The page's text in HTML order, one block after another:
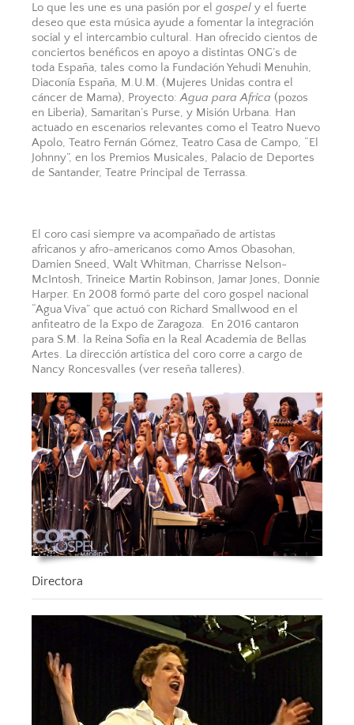
Lo que les une es una pasión por el gospel y el fuerte
deseo que esta música ayude a fomentar la integración
social y el intercambio cultural. Han ofrecido cientos de
conciertos benéficos en apoyo a distintas ONG’s de
toda España, tales como la Fundación Yehudi Menuhin,
Diaconía España, M.U.M. (Mujeres Unidas contra el
cáncer de Mama), Proyecto:Agua para Africa (pozos
en Liberia), Samaritan’s Purse, y Misión Urbana. Han
actuado en escenarios relevantes como el Teatro Nuevo
Apolo, Teatro Fernán Gómez, Teatro Casa de Campo, “El
Johnny”, en los Premios Musicales, Palacio de Deportes
de Santander, Teatre Principal de Terrassa.
El coro casi siempre va acompañado de artistas
africanos y afro-americanos como Amos Obasohan,
Damien Sneed, Walt Whitman, Charrisse Nelson-
McIntosh, Trineice Martin Robinson, Jamar Jones, Donnie
Harper. En 2008 formó parte del coro gospel nacional
“Agua Viva” que actuó con Richard Smallwood en el
anfiteatro de la Expo de Zaragoza. En 2016 cantaron
para S.M. la Reina Sofía en la Real Academia de Bellas
Artes. La dirección artística del coro corre a cargo de
Nancy Roncesvalles (ver reseña talleres).
Directora